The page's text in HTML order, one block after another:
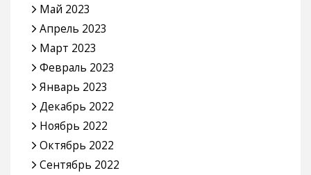
Май 2023
Апрель 2023
Март 2023
Февраль 2023
Январь 2023
Декабрь 2022
Ноябрь 2022
Октябрь 2022
Сентябрь 2022